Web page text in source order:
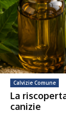
Calvizie Comune
La
canizie